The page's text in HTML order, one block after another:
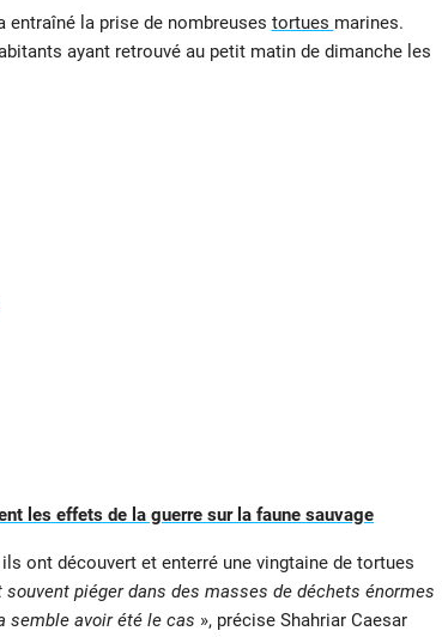
entraîné la prise de nombreuses tortues marines.
ayant retrouvé au petit matin de dimanche les
les effets de la guerre sur la faune sauvage
ont découvert et enterré une vingtaine de tortues
piéger dans des masses de déchets énormes
semble avoir été le cas », précise Shahriar Caesar